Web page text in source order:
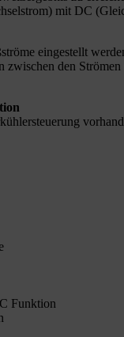
mit DC
eingestellt
zwischen den Strömen
Funktion